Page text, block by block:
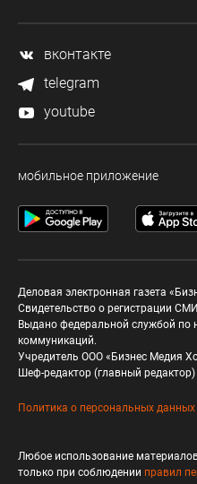
вконтакте
telegram
youtube
мобильное приложение
Деловая электронная газета
Свидетельство о регистрации
Выдано федеральной службой по
коммуникаций.
Учредитель ООО «Бизнес Медия
Шеф-редактор (главный
Политика о персональных данных
Любое использование
только при соблюдении правил